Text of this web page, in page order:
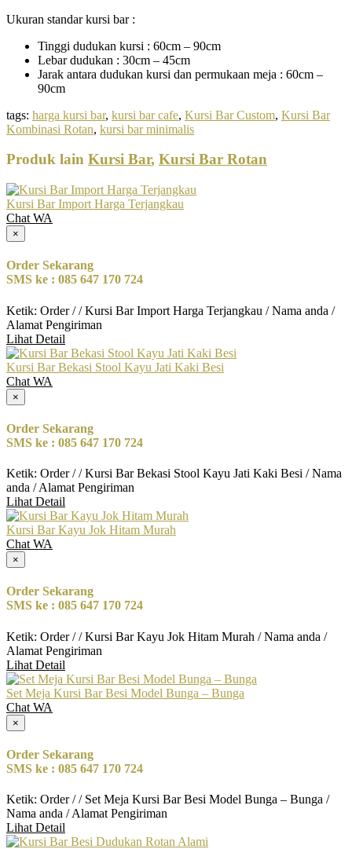
Ukuran standar kursi bar :
Tinggi dudukan kursi : 60cm – 90cm
Lebar dudukan : 30cm – 45cm
Jarak antara dudukan kursi dan permukaan meja : 60cm –
90cm
tags: harga kursi bar, kursi bar cafe, Kursi Bar Custom, Kursi Bar
Kombinasi Rotan, kursi bar minimalis
Produk lain Kursi Bar, Kursi Bar Rotan
Kursi Bar Import Harga Terjangkau
Chat WA
×
Order Sekarang
SMS ke : 085 647 170 724
Ketik: Order / / Kursi Bar Import Harga Terjangkau / Nama anda /
Alamat Pengiriman
Lihat Detail
Kursi Bar Bekasi Stool Kayu Jati Kaki Besi
Chat WA
×
Order Sekarang
SMS ke : 085 647 170 724
Ketik: Order / / Kursi Bar Bekasi Stool Kayu Jati Kaki Besi / Nama
anda / Alamat Pengiriman
Lihat Detail
Kursi Bar Kayu Jok Hitam Murah
Chat WA
×
Order Sekarang
SMS ke : 085 647 170 724
Ketik: Order / / Kursi Bar Kayu Jok Hitam Murah / Nama anda /
Alamat Pengiriman
Lihat Detail
Set Meja Kursi Bar Besi Model Bunga – Bunga
Chat WA
×
Order Sekarang
SMS ke : 085 647 170 724
Ketik: Order / / Set Meja Kursi Bar Besi Model Bunga – Bunga /
Nama anda / Alamat Pengiriman
Lihat Detail